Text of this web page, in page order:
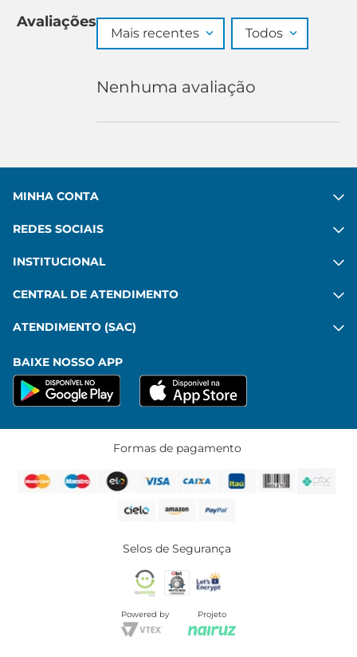
Avaliações
Mais recentes Todos
Nenhuma avaliação
MINHA CONTA
REDES SOCIAIS
INSTITUCIONAL
CENTRAL DE ATENDIMENTO
ATENDIMENTO (SAC)
BAIXE NOSSO APP
Formas de pagamento
Selos de Segurança
Powered by Projeto